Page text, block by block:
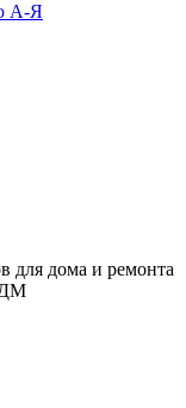
А-Я
для дома и ремонта